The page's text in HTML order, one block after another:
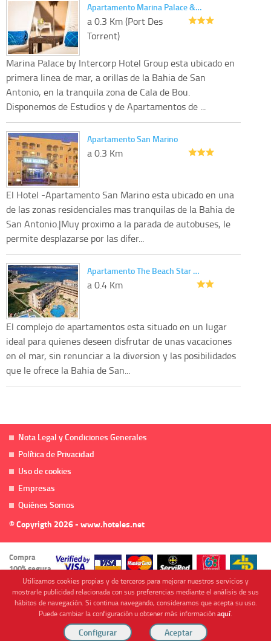
Apartamento Marina Palace &…
a 0.3 Km (Port Des
Torrent)
Marina Palace by Intercorp Hotel Group esta ubicado en
primera linea de mar, a orillas de la Bahia de San
Antonio, en la tranquila zona de Cala de Bou.
Disponemos de Estudios y de Apartamentos de ...
Apartamento San Marino
a 0.3 Km
El Hotel -Apartamento San Marino esta ubicado en una
de las zonas residenciales mas tranquilas de la Bahia de
San Antonio.|Muy proximo a la parada de autobuses, le
permite desplazarse por las difer...
Apartamento The Beach Star …
a 0.4 Km
El complejo de apartamentos esta situado en un lugar
ideal para quienes deseen disfrutar de unas vacaciones
en el mar, sin renunciar a la diversion y las posibilidades
que le ofrece la Bahia de San...
Nota Legal y Condiciones Generales
Política de Privacidad
Uso de cookies
Empresas
Quiénes Somos
© Copyrigth 2026 - www.hoteles.net
Compra
100% segura
Cofinanciado por
Utilizamos cookies propias y de terceros para mejorar nuestros servicios y
mostrarle publicidad relacionada con sus preferencias mediante el análisis de sus
hábitos de navegación. Si continua navegando, consideramos que acepta su uso.
Puede cambiar la configuración u obtener más informaciónaquí.